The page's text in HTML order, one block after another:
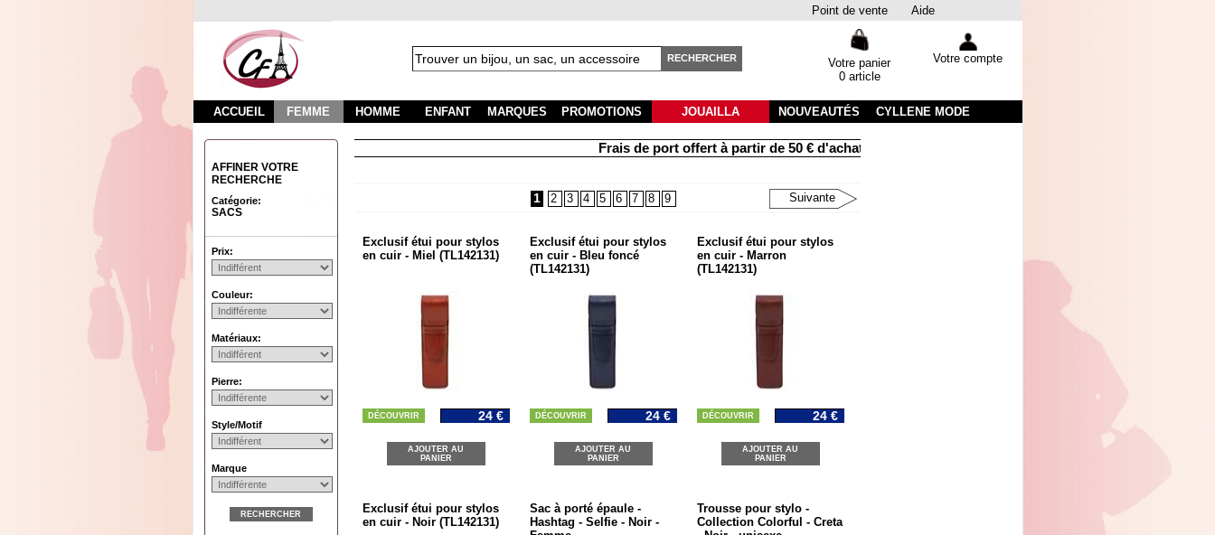
Point de vente Aide
RECHERCHER
Votre panier
0 article
Votre compte
ACCUEIL FEMME HOMME ENFANT MARQUES PROMOTIONS JOUAILLA NOUVEAUTÉS CYLLENE MODE
AFFINER VOTRE
RECHERCHE
Catégorie:
SACS
Prix:
Couleur:
Matériaux:
Pierre:
Style/Motif
Marque
RECHERCHER
Frais de port offert à partir de 50 € d'achats Livraison sous 48 heures par colissimo avec suivi
1 2 3 4 5 6 7 8 9 Suivante
Exclusif étui pour stylos
en cuir - Miel (TL142131)
DÉCOUVRIR 24 €
AJOUTER AU
PANIER
Exclusif étui pour stylos
en cuir - Bleu foncé
(TL142131)
DÉCOUVRIR 24 €
AJOUTER AU
PANIER
Exclusif étui pour stylos
en cuir - Marron
(TL142131)
DÉCOUVRIR 24 €
AJOUTER AU
PANIER
Exclusif étui pour stylos
en cuir - Noir (TL142131)
Sac à porté épaule -
Hashtag - Selfie - Noir -
Trousse pour stylo -
Collection Colorful - Creta